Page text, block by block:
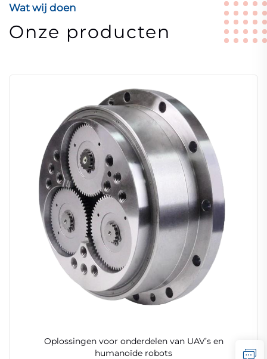
Wat wij doen
Onze producten
Oplossingen voor onderdelen van UAV’s en
humanoïde robots